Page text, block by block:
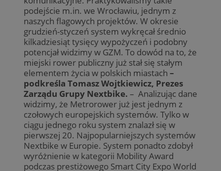
podejście m.in. we Wrocławiu, jednym z
naszych flagowych projektów. W okresie
grudzień-styczeń system wykręcał średnio
kilkadziesiąt tysięcy wypożyczeń i podobny
potencjał widzimy w GZM. To dowód na to, że
miejski rower publiczny już stał się stałym
elementem życia w polskich miastach –
podkreśla Tomasz Wojtkiewicz, Prezes
Zarządu Grupy Nextbike. – Analizując dane
widzimy, że Metrorower już jest jednym z
czołowych europejskich systemów. Tylko w
ciągu jednego roku system znalazł się w
pierwszej 20. Najpopularniejszych systemów
Nextbike w Europie. System ponadto zdobył
wyróżnienie w kategorii Mobility Award
podczas prestiżowego Smart City Expo World